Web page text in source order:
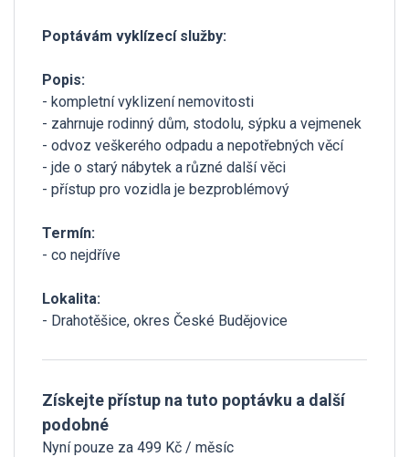
Poptávám vyklízecí služby:
Popis:
- kompletní vyklizení nemovitosti
- zahrnuje rodinný dům, stodolu, sýpku a vejmenek
- odvoz veškerého odpadu a nepotřebných věcí
- jde o starý nábytek a různé další věci
- přístup pro vozidla je bezproblémový
Termín:
- co nejdříve
Lokalita:
- Drahotěšice, okres České Budějovice
Získejte přístup na tuto poptávku a další
podobné
Nyní pouze za 499 Kč / měsíc